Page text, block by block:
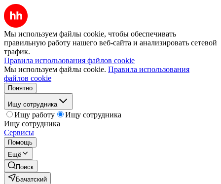
Мы используем файлы cookie, чтобы обеспечивать
правильную работу нашего веб-сайта и анализировать сетевой
трафик.
Правила использования файлов cookie
Мы используем файлы cookie. Правила использования
файлов cookie
Понятно
Ищу сотрудника
Ищу работу
Ищу сотрудника
Ищу сотрудника
Сервисы
Помощь
Ещё
Поиск
Бачатский